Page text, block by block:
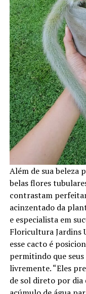
Além de sua beleza
belas flores
contrastam
acinzentado da
e especialista em
Floricultura Jardins
esse cacto é
permitindo que
livremente. “Eles
de sol direto por dia